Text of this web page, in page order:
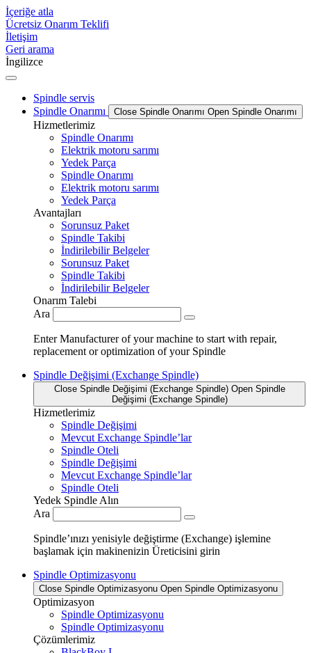
İçeriğe atla
Ücretsiz Onarım Teklifi
İletişim
Geri arama
İngilizce
Spindle servis
Spindle Onarımı
Close Spindle Onarımı Open Spindle Onarımı
Hizmetlerimiz
Spindle Onarımı
Elektrik motoru sarımı
Yedek Parça
Spindle Onarımı
Elektrik motoru sarımı
Yedek Parça
Avantajları
Sorunsuz Paket
Spindle Takibi
İndirilebilir Belgeler
Sorunsuz Paket
Spindle Takibi
İndirilebilir Belgeler
Onarım Talebi
Ara
Enter Manufacturer of your machine to start with repair,
replacement or optimization of your Spindle
Spindle Değişimi (Exchange Spindle)
Close Spindle Değişimi (Exchange Spindle) Open Spindle
Değişimi (Exchange Spindle)
Hizmetlerimiz
Spindle Değişimi
Mevcut Exchange Spindle’lar
Spindle Oteli
Spindle Değişimi
Mevcut Exchange Spindle’lar
Spindle Oteli
Yedek Spindle Alın
Ara
Spindle’ınızı yenisiyle değiştirme (Exchange) işlemine
başlamak için makinenizin Üreticisini girin
Spindle Optimizasyonu
Close Spindle Optimizasyonu Open Spindle Optimizasyonu
Optimizasyon
Spindle Optimizasyonu
Spindle Optimizasyonu
Çözümlerimiz